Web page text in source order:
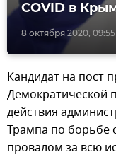
8 октября 2020, 09:55
COVID в
Кандидат на пост
Демократической
действия
Трампа по борьбе
провалом за всю